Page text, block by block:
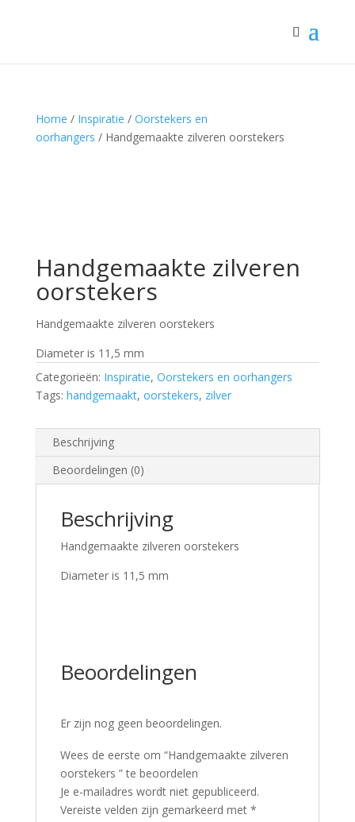
Home / Inspiratie / Oorstekers en
oorhangers / Handgemaakte zilveren oorstekers
Handgemaakte zilveren
oorstekers
Handgemaakte zilveren oorstekers
Diameter is 11,5 mm
Categorieën: Inspiratie, Oorstekers en oorhangers
Tags: handgemaakt, oorstekers, zilver
Beschrijving
Beoordelingen (0)
Beschrijving
Handgemaakte zilveren oorstekers
Diameter is 11,5 mm
Beoordelingen
Er zijn nog geen beoordelingen.
Wees de eerste om “Handgemaakte zilveren
oorstekers ” te beoordelen
Je e-mailadres wordt niet gepubliceerd.
Vereiste velden zijn gemarkeerd met *